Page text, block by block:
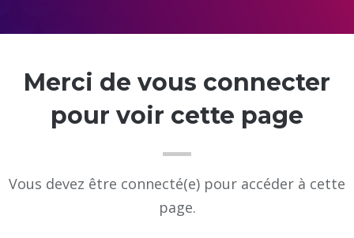
Merci de vous connecter
pour voir cette page
Vous devez être connecté(e) pour accéder à cette
page.